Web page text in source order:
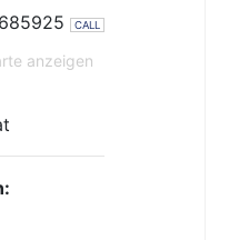
CALL
anzeigen